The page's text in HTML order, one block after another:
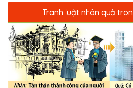
Tranh luật nhân quả